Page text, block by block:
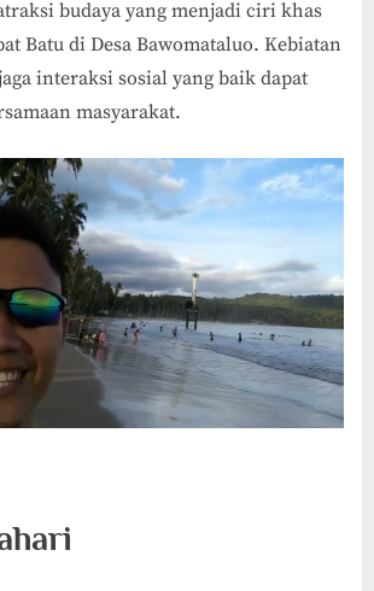
budaya yang menjadi ciri khas
Batu di Desa Bawomataluo. Kebiatan
interaksi sosial yang baik dapat
masyarakat.